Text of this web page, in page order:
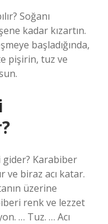
Soğanı
kadar kızartın.
başladığında,
pişirin, tuz ve
Karabiber
ve biraz acı katar.
üzerine
renk ve lezzet
… Tuz. … Acı